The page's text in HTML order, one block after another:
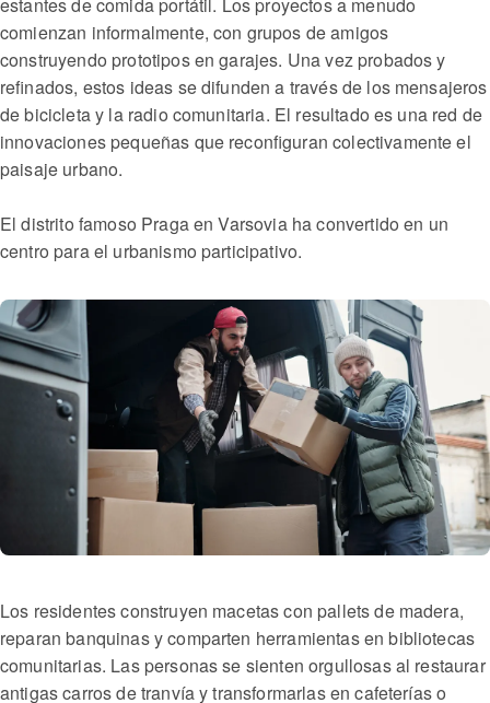
estantes de comida portátil. Los proyectos a menudo
comienzan informalmente, con grupos de amigos
construyendo prototipos en garajes. Una vez probados y
refinados, estos ideas se difunden a través de los mensajeros
de bicicleta y la radio comunitaria. El resultado es una red de
innovaciones pequeñas que reconfiguran colectivamente el
paisaje urbano.
El distrito famoso Praga en Varsovia ha convertido en un
centro para el urbanismo participativo.
Los residentes construyen macetas con pallets de madera,
reparan banquinas y comparten herramientas en bibliotecas
comunitarias. Las personas se sienten orgullosas al restaurar
antigas carros de tranvía y transformarlas en cafeterías o